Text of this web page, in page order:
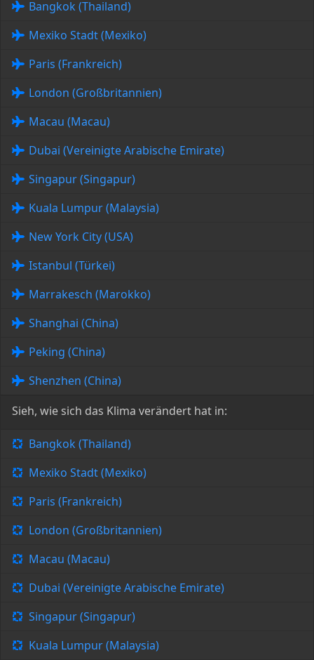
Bangkok (Thailand)
Mexiko Stadt (Mexiko)
Paris (Frankreich)
London (Großbritannien)
Macau (Macau)
Dubai (Vereinigte Arabische Emirate)
Singapur (Singapur)
Kuala Lumpur (Malaysia)
New York City (USA)
Istanbul (Türkei)
Marrakesch (Marokko)
Shanghai (China)
Peking (China)
Shenzhen (China)
Sieh, wie sich das Klima verändert hat in:
Bangkok (Thailand)
Mexiko Stadt (Mexiko)
Paris (Frankreich)
London (Großbritannien)
Macau (Macau)
Dubai (Vereinigte Arabische Emirate)
Singapur (Singapur)
Kuala Lumpur (Malaysia)